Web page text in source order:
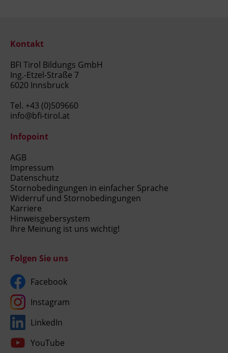
Kontakt
BFI Tirol Bildungs GmbH
Ing.-Etzel-Straße 7
6020 Innsbruck
Tel. +43 (0)509660
info@bfi-tirol.at
Infopoint
AGB
Impressum
Datenschutz
Stornobedingungen in einfacher Sprache
Widerruf und Stornobedingungen
Karriere
Hinweisgebersystem
Ihre Meinung ist uns wichtig!
Folgen Sie uns
Facebook
Instagram
LinkedIn
YouTube